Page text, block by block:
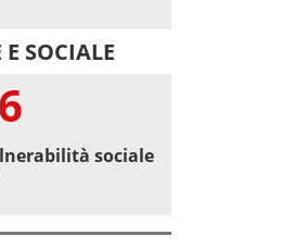
SOCIALE
sociale